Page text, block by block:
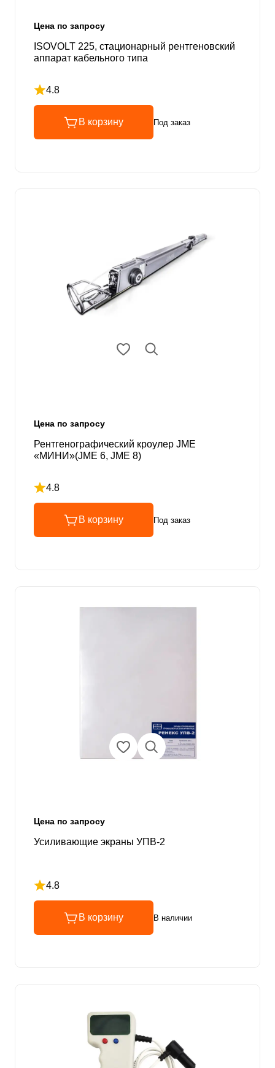
Цена по запросу
ISOVOLT 225, стационарный рентгеновский
аппарат кабельного типа
4.8
Рейтинг 4.8 из 5
В корзину Под заказ
Цена по запросу
Рентгенографический кроулер JME
«МИНИ»(JME 6, JME 8)
4.8
Рейтинг 4.8 из 5
В корзину Под заказ
Цена по запросу
Усиливающие экраны УПВ-2
4.8
Рейтинг 4.8 из 5
В корзину В наличии